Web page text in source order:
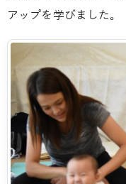
アップを学びました。